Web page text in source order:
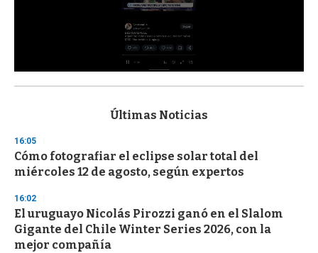
s
d
s
o
f
3
s
e
c
o
Últimas Noticias
16:05
Cómo fotografiar el eclipse solar total del
miércoles 12 de agosto, según expertos
16:02
El uruguayo Nicolás Pirozzi ganó en el Slalom
Gigante del Chile Winter Series 2026, con la
mejor compañía